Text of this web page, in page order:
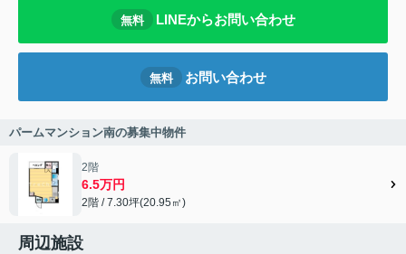
無料 LINEからお問い合わせ
無料 お問い合わせ
パームマンション南の募集中物件
2階
6.5万円
2階 / 7.30坪(20.95㎡)
周辺施設